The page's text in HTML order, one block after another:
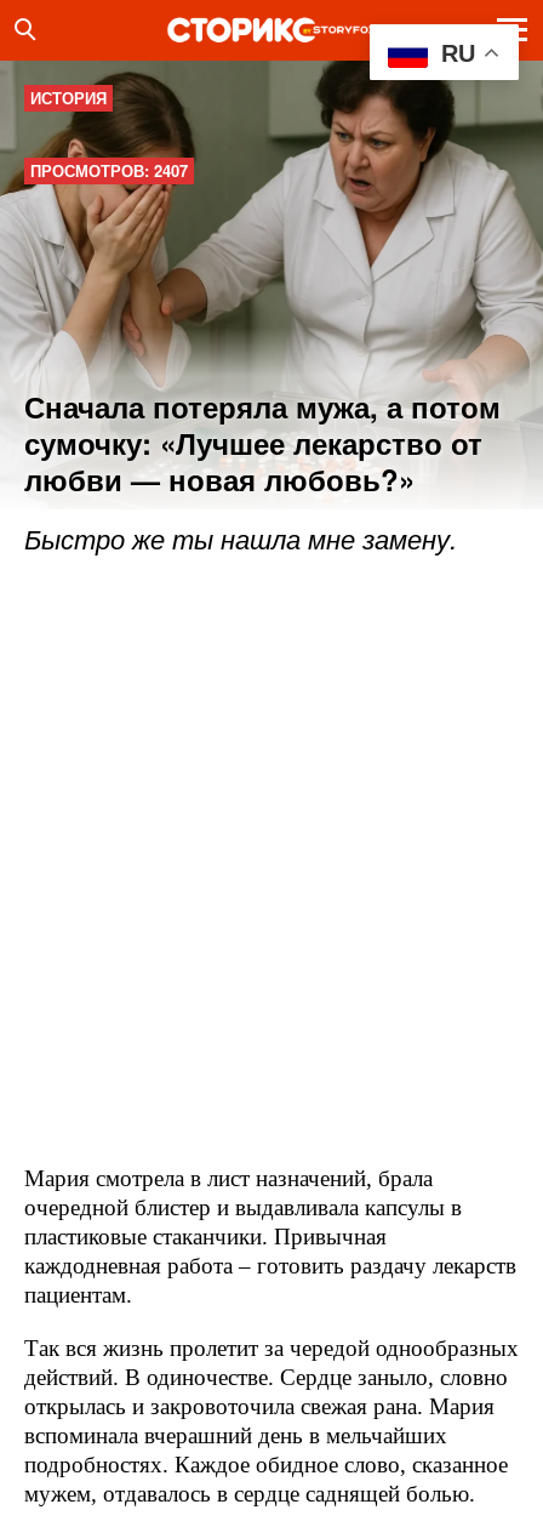
ИСТОРИЯ
ПРОСМОТРОВ: 2407
Сначала потеряла мужа, а потом
сумочку: «Лучшее лекарство от
любви — новая любовь?»
Быстро же ты нашла мне замену.
Мария смотрела в лист назначений, брала
очередной блистер и выдавливала капсулы в
пластиковые стаканчики. Привычная
каждодневная работа – готовить раздачу лекарств
пациентам.
Так вся жизнь пролетит за чередой однообразных
действий. В одиночестве. Сердце заныло, словно
открылась и закровоточила свежая рана. Мария
вспоминала вчерашний день в мельчайших
подробностях. Каждое обидное слово, сказанное
мужем, отдавалось в сердце саднящей болью.
RU